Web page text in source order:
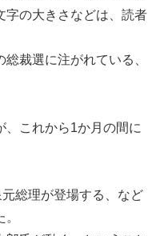
字の大きさなどは、読者
裁選に注がれている、
、これから1か月の間に
総理が登場する、など